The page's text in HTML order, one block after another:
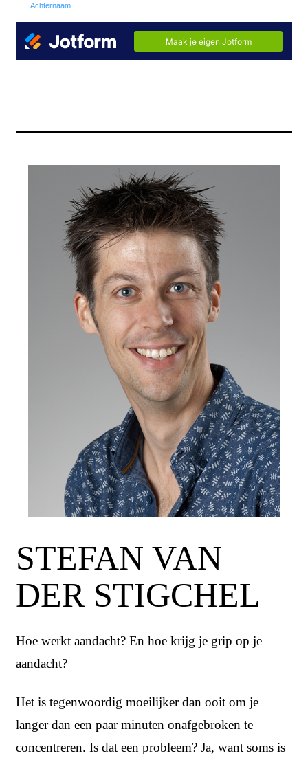
STEFAN VAN
DER STIGCHEL
Hoe werkt aandacht? En hoe krijg je grip op je
aandacht?
Het is tegenwoordig moeilijker dan ooit om je
langer dan een paar minuten onafgebroken te
concentreren. Is dat een probleem? Ja, want soms is